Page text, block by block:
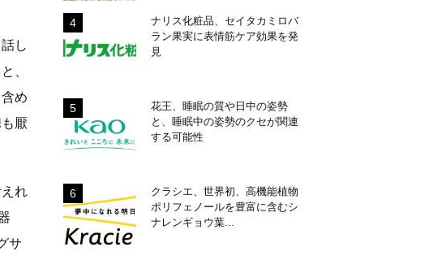
し
、
め
厭
れ
サ
ナリス化粧品、セイタカミロバ
ラン果実に表情筋ケア効果を発
見
花王、睡眠の質や日中の姿勢
と、睡眠中の姿勢のクセが関連
する可能性
クラシエ、世界初、高機能植物
ポリフェノールを豊富に含むシ
ナレンギョウ葉...